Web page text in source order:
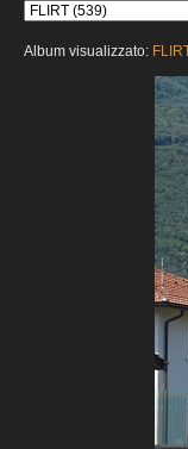
Album visualizzato: